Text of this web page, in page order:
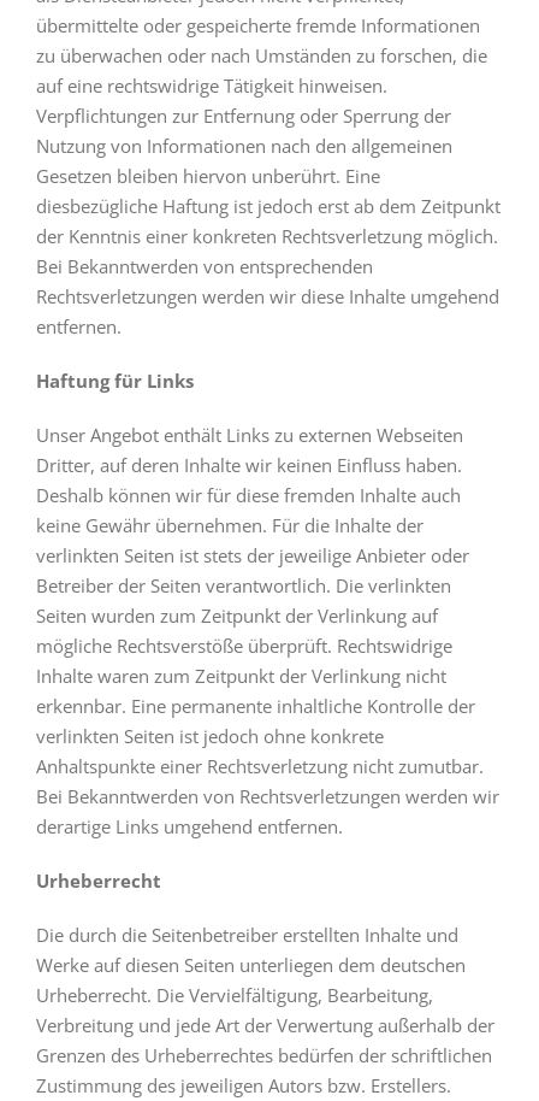
übermittelte oder gespeicherte fremde Informationen
zu überwachen oder nach Umständen zu forschen, die
auf eine rechtswidrige Tätigkeit hinweisen.
Verpflichtungen zur Entfernung oder Sperrung der
Nutzung von Informationen nach den allgemeinen
Gesetzen bleiben hiervon unberührt. Eine
diesbezügliche Haftung ist jedoch erst ab dem Zeitpunkt
der Kenntnis einer konkreten Rechtsverletzung möglich.
Bei Bekanntwerden von entsprechenden
Rechtsverletzungen werden wir diese Inhalte umgehend
entfernen.
Haftung für Links
Unser Angebot enthält Links zu externen Webseiten
Dritter, auf deren Inhalte wir keinen Einfluss haben.
Deshalb können wir für diese fremden Inhalte auch
keine Gewähr übernehmen. Für die Inhalte der
verlinkten Seiten ist stets der jeweilige Anbieter oder
Betreiber der Seiten verantwortlich. Die verlinkten
Seiten wurden zum Zeitpunkt der Verlinkung auf
mögliche Rechtsverstöße überprüft. Rechtswidrige
Inhalte waren zum Zeitpunkt der Verlinkung nicht
erkennbar. Eine permanente inhaltliche Kontrolle der
verlinkten Seiten ist jedoch ohne konkrete
Anhaltspunkte einer Rechtsverletzung nicht zumutbar.
Bei Bekanntwerden von Rechtsverletzungen werden wir
derartige Links umgehend entfernen.
Urheberrecht
Die durch die Seitenbetreiber erstellten Inhalte und
Werke auf diesen Seiten unterliegen dem deutschen
Urheberrecht. Die Vervielfältigung, Bearbeitung,
Verbreitung und jede Art der Verwertung außerhalb der
Grenzen des Urheberrechtes bedürfen der schriftlichen
Zustimmung des jeweiligen Autors bzw. Erstellers.